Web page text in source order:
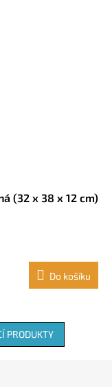
(32 x 38 x 12 cm)
Do košíku
PRODUKTY